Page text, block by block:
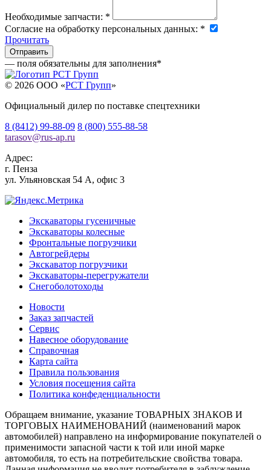
Необходимые запчасти: *
Согласие на обработку персональных данных: *
Прочитать
— поля обязательны для заполнения*
© 2026 OOO «РСТ Групп»
Официальный дилер по поставке спецтехники
8 (8412) 99-88-09 8 (800) 555-88-58
tarasov@rus-ap.ru
Адрес:
г. Пенза
ул. Ульяновская 54 А, офис 3
Экскаваторы гусеничные
Экскаваторы колесные
Фронтальные погрузчики
Автогрейдеры
Экскаватор погрузчики
Экскаваторы-перегружатели
Снегоболотоходы
Новости
Заказ запчастей
Сервис
Навесное оборудование
Справочная
Карта сайта
Правила пользования
Условия посещения сайта
Политика конфеденциальности
Обращаем внимание, указание ТОВАРНЫХ ЗНАКОВ И
ТОРГОВЫХ НАИМЕНОВАНИЙ (наименований марок
автомобилей) направлено на информирование покупателей о
применимости запасной части к той или иной марке
автомобиля, то есть на потребительские свойства товара.